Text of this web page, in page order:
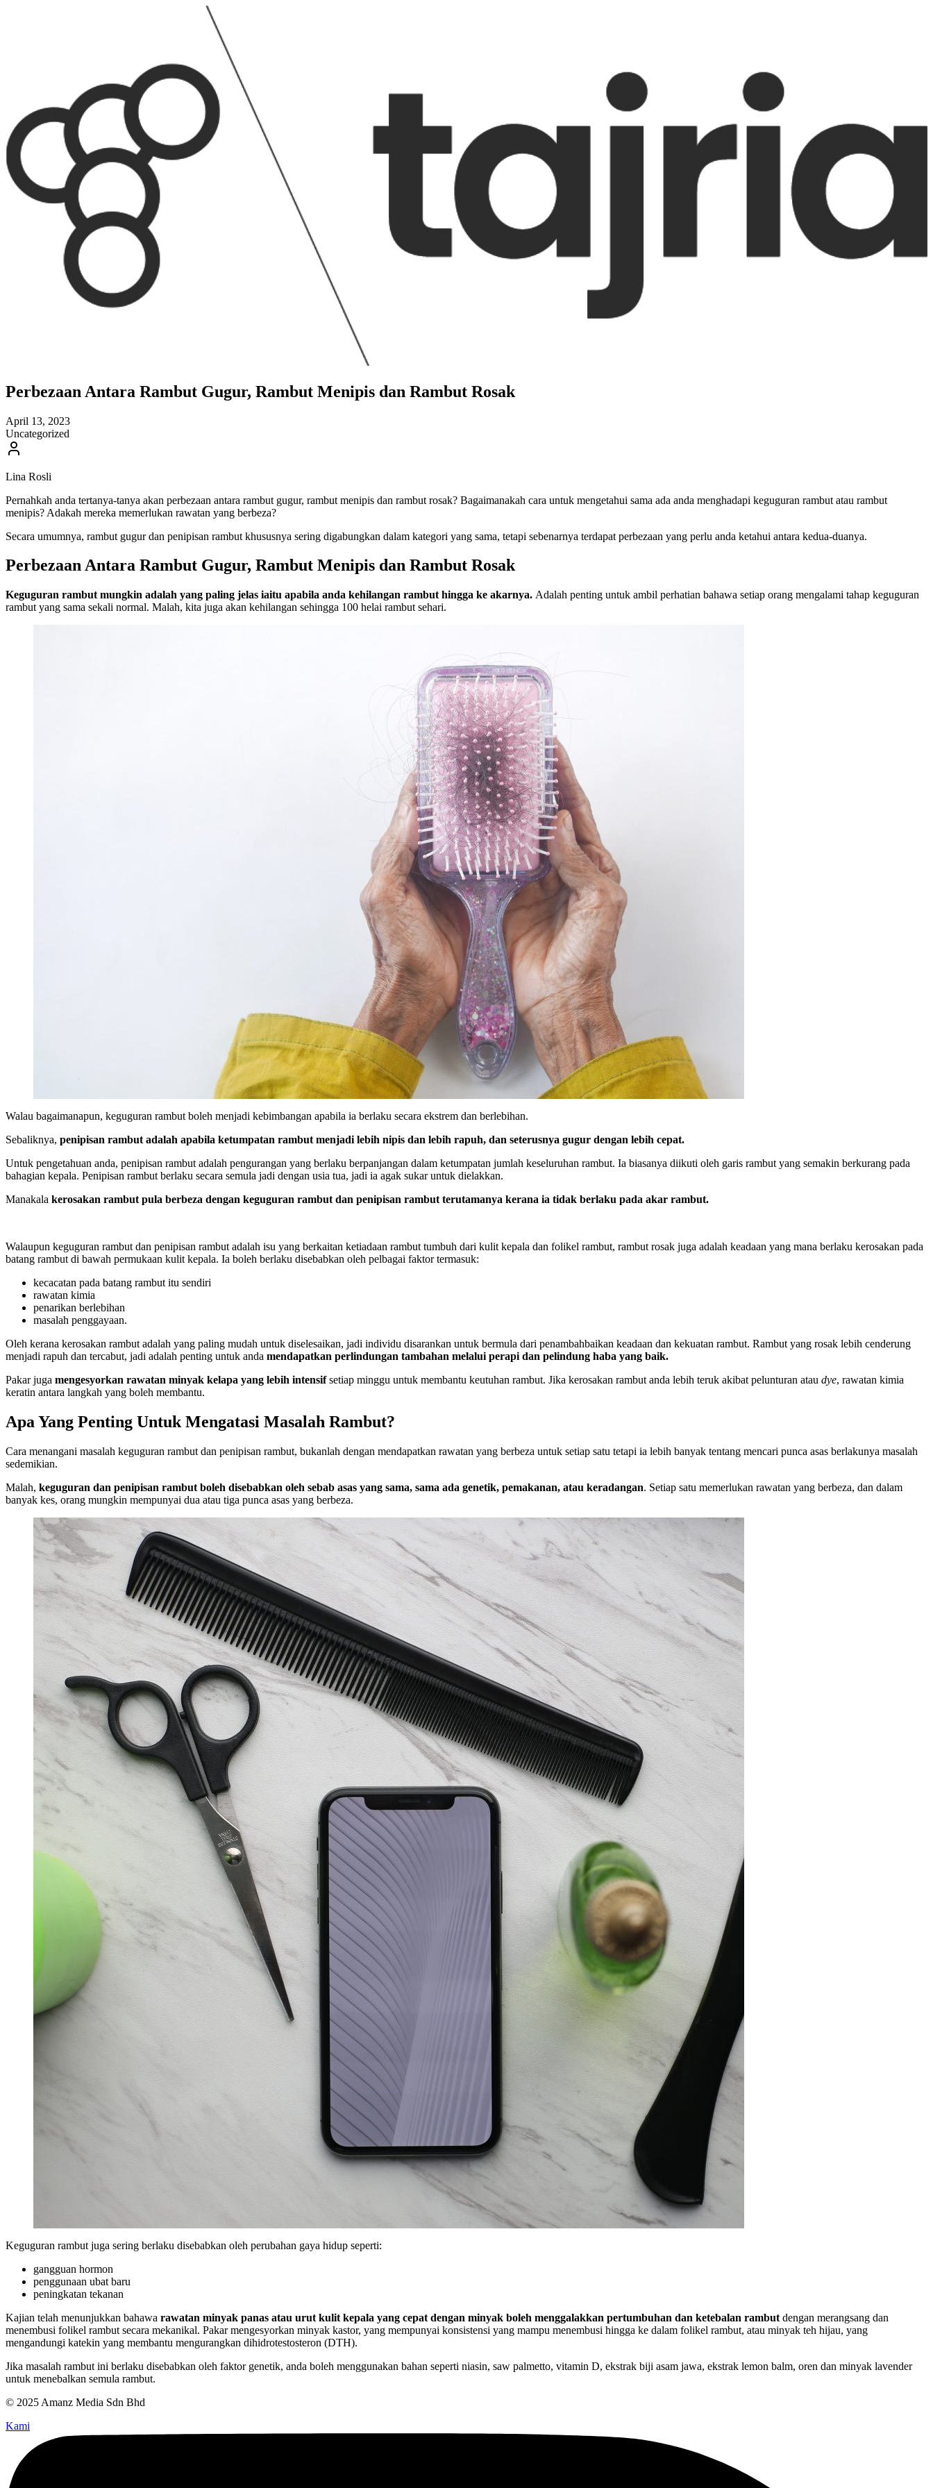
Perbezaan Antara Rambut Gugur, Rambut Menipis dan Rambut Rosak
April 13, 2023
Uncategorized
Lina Rosli
Pernahkah anda tertanya-tanya akan perbezaan antara rambut gugur, rambut menipis dan rambut rosak? Bagaimanakah cara untuk mengetahui sama ada anda menghadapi keguguran rambut atau rambut
menipis? Adakah mereka memerlukan rawatan yang berbeza?
Secara umumnya, rambut gugur dan penipisan rambut khususnya sering digabungkan dalam kategori yang sama, tetapi sebenarnya terdapat perbezaan yang perlu anda ketahui antara kedua-duanya.
Perbezaan Antara Rambut Gugur, Rambut Menipis dan Rambut Rosak
Keguguran rambut mungkin adalah yang paling jelas iaitu apabila anda kehilangan rambut hingga ke akarnya. Adalah penting untuk ambil perhatian bahawa setiap orang mengalami tahap keguguran
rambut yang sama sekali normal. Malah, kita juga akan kehilangan sehingga 100 helai rambut sehari.
Walau bagaimanapun, keguguran rambut boleh menjadi kebimbangan apabila ia berlaku secara ekstrem dan berlebihan.
Sebaliknya, penipisan rambut adalah apabila ketumpatan rambut menjadi lebih nipis dan lebih rapuh, dan seterusnya gugur dengan lebih cepat.
Untuk pengetahuan anda, penipisan rambut adalah pengurangan yang berlaku berpanjangan dalam ketumpatan jumlah keseluruhan rambut. Ia biasanya diikuti oleh garis rambut yang semakin berkurang pada
bahagian kepala. Penipisan rambut berlaku secara semula jadi dengan usia tua, jadi ia agak sukar untuk dielakkan.
Manakala kerosakan rambut pula berbeza dengan keguguran rambut dan penipisan rambut terutamanya kerana ia tidak berlaku pada akar rambut.
Walaupun keguguran rambut dan penipisan rambut adalah isu yang berkaitan ketiadaan rambut tumbuh dari kulit kepala dan folikel rambut, rambut rosak juga adalah keadaan yang mana berlaku kerosakan pada
batang rambut di bawah permukaan kulit kepala. Ia boleh berlaku disebabkan oleh pelbagai faktor termasuk:
kecacatan pada batang rambut itu sendiri
rawatan kimia
penarikan berlebihan
masalah penggayaan.
Oleh kerana kerosakan rambut adalah yang paling mudah untuk diselesaikan, jadi individu disarankan untuk bermula dari penambahbaikan keadaan dan kekuatan rambut. Rambut yang rosak lebih cenderung
menjadi rapuh dan tercabut, jadi adalah penting untuk anda mendapatkan perlindungan tambahan melalui perapi dan pelindung haba yang baik.
Pakar juga mengesyorkan rawatan minyak kelapa yang lebih intensifsetiap minggu untuk membantu keutuhan rambut. Jika kerosakan rambut anda lebih teruk akibat pelunturan atau dye, rawatan kimia
keratin antara langkah yang boleh membantu.
Apa Yang Penting Untuk Mengatasi Masalah Rambut?
Cara menangani masalah keguguran rambut dan penipisan rambut, bukanlah dengan mendapatkan rawatan yang berbeza untuk setiap satu tetapi ia lebih banyak tentang mencari punca asas berlakunya masalah
sedemikian.
Malah, keguguran dan penipisan rambut boleh disebabkan oleh sebab asas yang sama, sama ada genetik, pemakanan, atau keradangan. Setiap satu memerlukan rawatan yang berbeza, dan dalam
banyak kes, orang mungkin mempunyai dua atau tiga punca asas yang berbeza.
Keguguran rambut juga sering berlaku disebabkan oleh perubahan gaya hidup seperti:
gangguan hormon
penggunaan ubat baru
peningkatan tekanan
Kajian telah menunjukkan bahawa rawatan minyak panas atau urut kulit kepala yang cepat dengan minyak boleh menggalakkan pertumbuhan dan ketebalan rambut dengan merangsang dan
menembusi folikel rambut secara mekanikal. Pakar mengesyorkan minyak kastor, yang mempunyai konsistensi yang mampu menembusi hingga ke dalam folikel rambut, atau minyak teh hijau, yang
mengandungi katekin yang membantu mengurangkan dihidrotestosteron (DTH).
Jika masalah rambut ini berlaku disebabkan oleh faktor genetik, anda boleh menggunakan bahan seperti niasin, saw palmetto, vitamin D, ekstrak biji asam jawa, ekstrak lemon balm, oren dan minyak lavender
untuk menebalkan semula rambut.
© 2025 Amanz Media Sdn Bhd
Kami